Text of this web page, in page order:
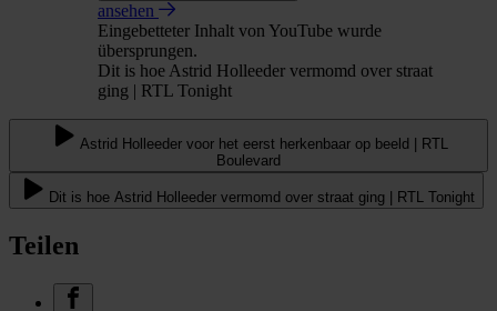
ansehen
Eingebetteter Inhalt von YouTube wurde
übersprungen.
Dit is hoe Astrid Holleeder vermomd over straat
ging | RTL Tonight
Astrid Holleeder voor het eerst herkenbaar op beeld | RTL
Boulevard
Dit is hoe Astrid Holleeder vermomd over straat ging | RTL Tonight
Teilen